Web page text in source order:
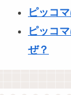
ピッコ
ピッコ
ぜ？